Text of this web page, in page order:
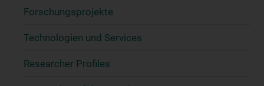
Forschungsprojekte
Technologien und Services
Researcher Profiles